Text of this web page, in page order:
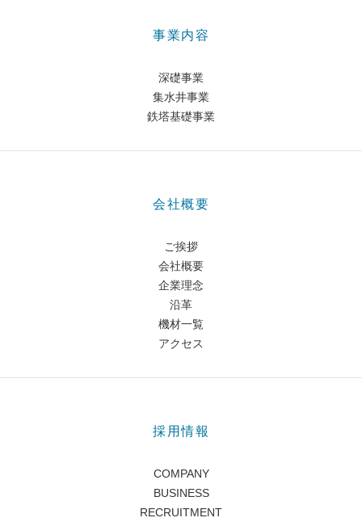
事業内容
深礎事業
集水井事業
鉄塔基礎事業
会社概要
ご挨拶
会社概要
企業理念
沿革
機材一覧
アクセス
採用情報
COMPANY
BUSINESS
RECRUITMENT